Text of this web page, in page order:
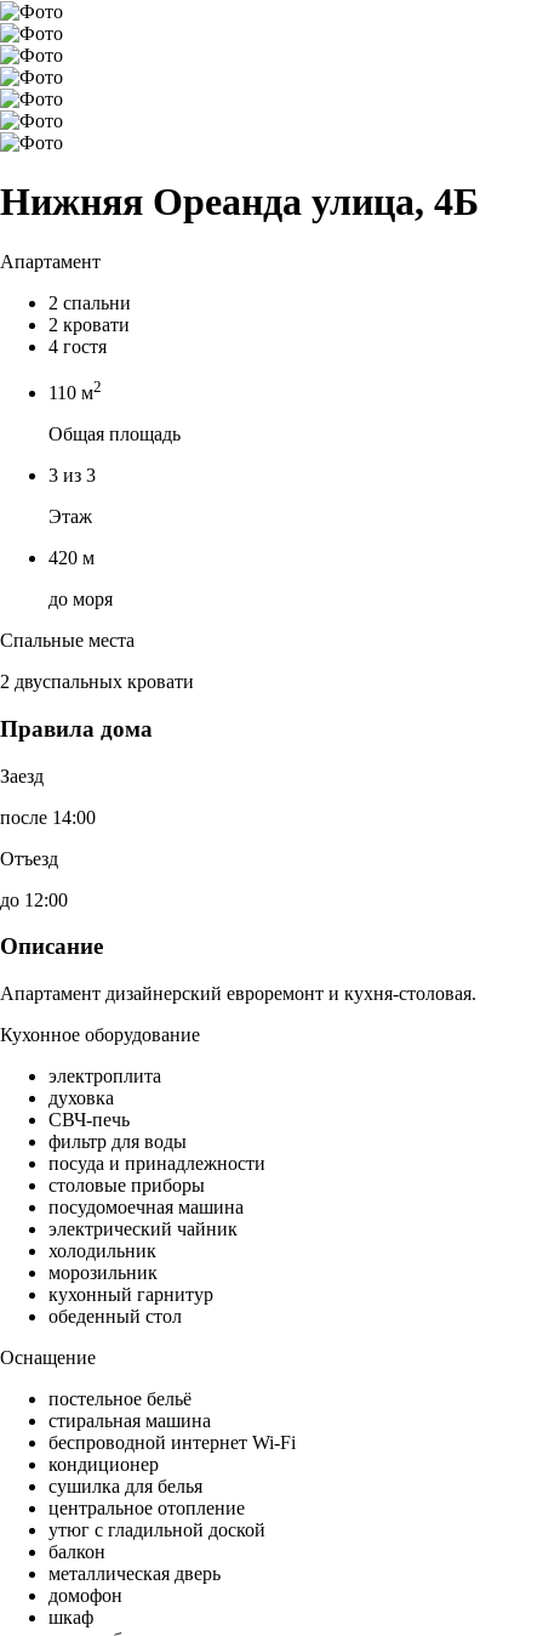
Нижняя Ореанда улица, 4Б
Апартамент
2 спальни
2 кровати
4 гостя
110 м2
Общая площадь
3 из 3
Этаж
420 м
до моря
Спальные места
2 двуспальных кровати
Правила дома
Заезд
после 14:00
Отъезд
до 12:00
Описание
Апартамент дизайнерский евроремонт и кухня-столовая.
Кухонное оборудование
электроплита
духовка
СВЧ-печь
фильтр для воды
посуда и принадлежности
столовые приборы
посудомоечная машина
электрический чайник
холодильник
морозильник
кухонный гарнитур
обеденный стол
Оснащение
постельное бельё
стиральная машина
беспроводной интернет Wi-Fi
кондиционер
сушилка для белья
центральное отопление
утюг с гладильной доской
балкон
металлическая дверь
домофон
шкаф